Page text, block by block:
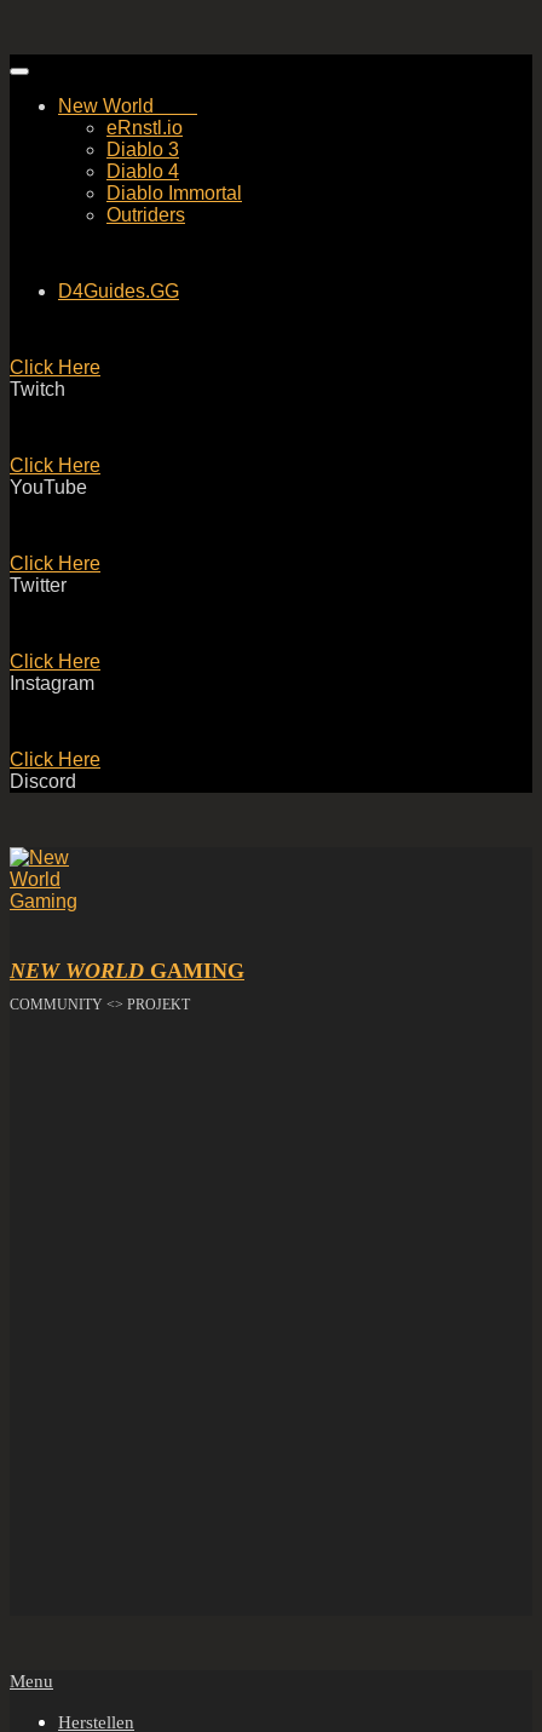
Skip
contentNew World
eRnstl.io
Diablo 3
Diablo 4
Diablo Immortal
Outriders
D4Guides.GG
Click Here
Twitch
Click Here
YouTube
Click Here
Twitter
Click Here
Instagram
Click Here
Discord
NEW WORLD GAMING
COMMUNITY <> PROJEKT
Secondary
Menu
Menu
Herstellen